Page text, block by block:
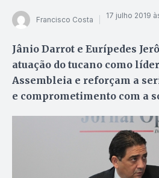
Francisco Costa 17 julho 2019
Jânio Darrot e Eurípedes
atuação do tucano como
Assembleia e reforçam a
e comprometimento com a